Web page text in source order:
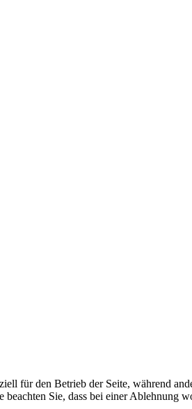
für den Betrieb der Seite, während
Sie, dass bei einer